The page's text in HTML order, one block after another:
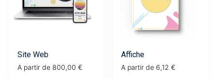
Site Web
A partir de 800,00 €
Affiche
A partir de 6,12 €